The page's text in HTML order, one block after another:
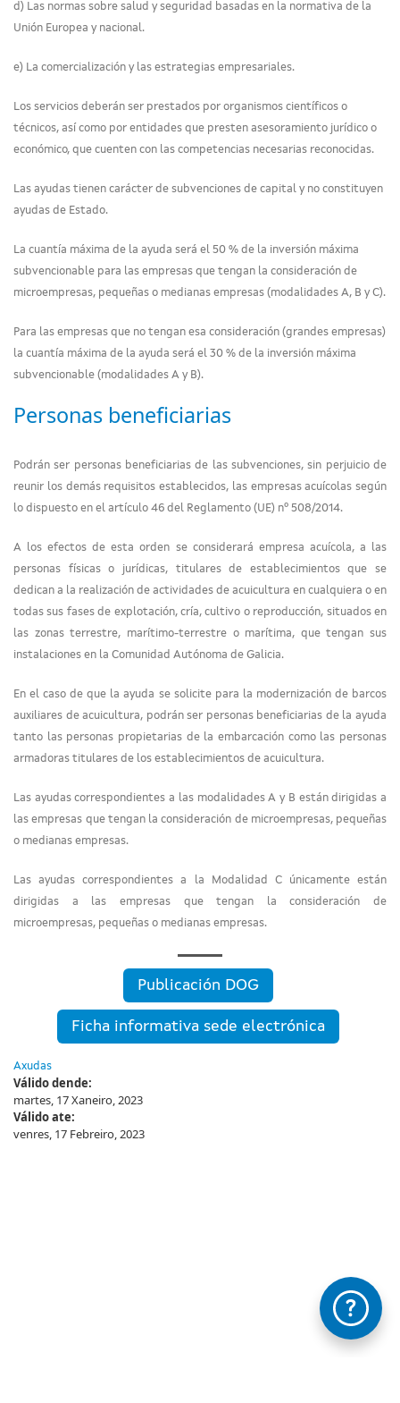
d) Las normas sobre salud y seguridad basadas en la normativa de la
Unión Europea y nacional.
e) La comercialización y las estrategias empresariales.
Los servicios deberán ser prestados por organismos científicos o
técnicos, así como por entidades que presten asesoramiento jurídico o
económico, que cuenten con las competencias necesarias reconocidas.
Las ayudas tienen carácter de subvenciones de capital y no constituyen
ayudas de Estado.
La cuantía máxima de la ayuda será el 50 % de la inversión máxima
subvencionable para las empresas que tengan la consideración de
microempresas, pequeñas o medianas empresas (modalidades A, B y C).
Para las empresas que no tengan esa consideración (grandes empresas)
la cuantía máxima de la ayuda será el 30 % de la inversión máxima
subvencionable (modalidades A y B).
Personas beneficiarias
Podrán ser personas beneficiarias de las subvenciones, sin perjuicio de
reunir los demás requisitos establecidos, las empresas acuícolas según
lo dispuesto en el artículo 46 del Reglamento (UE) nº 508/2014.
A los efectos de esta orden se considerará empresa acuícola, a las
personas físicas o jurídicas, titulares de establecimientos que se
dedican a la realización de actividades de acuicultura en cualquiera o en
todas sus fases de explotación, cría, cultivo o reproducción, situados en
las zonas terrestre, marítimo-terrestre o marítima, que tengan sus
instalaciones en la Comunidad Autónoma de Galicia.
En el caso de que la ayuda se solicite para la modernización de barcos
auxiliares de acuicultura, podrán ser personas beneficiarias de la ayuda
tanto las personas propietarias de la embarcación como las personas
armadoras titulares de los establecimientos de acuicultura.
Las ayudas correspondientes a las modalidades A y B están dirigidas a
las empresas que tengan la consideración de microempresas, pequeñas
o medianas empresas.
Las ayudas correspondientes a la Modalidad C únicamente están
dirigidas a las empresas que tengan la consideración de
microempresas, pequeñas o medianas empresas.
Publicación DOG
Ficha informativa sede electrónica
Axudas
Válido dende:
martes, 17 Xaneiro, 2023
Válido ate:
venres, 17 Febreiro, 2023